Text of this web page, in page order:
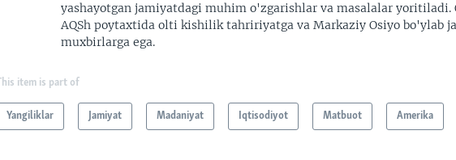
yashayotgan jamiyatdagi muhim o'zgarishlar va masalalar yoritiladi.
AQSh poytaxtida olti kishilik tahririyatga va Markaziy Osiyo bo'ylab
muxbirlarga ega.
This item is part of
Yangiliklar Jamiyat Madaniyat Iqtisodiyot Matbuot Amerika